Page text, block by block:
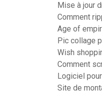
Mise à jour
Comment
Age of
Pic collage
Wish
Comment
Logiciel
Site de